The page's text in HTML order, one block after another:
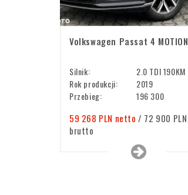
Volkswagen Passat 4 MOTION
Silnik:
2.0 TDI 190KM
Rok produkcji:
2019
Przebieg:
196 300
59 268 PLN netto / 72 900 PLN
brutto